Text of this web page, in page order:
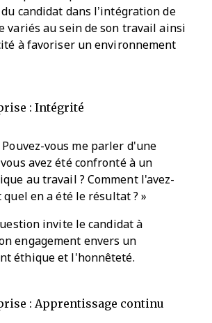
du candidat dans l’intégration de
variés au sein de son travail ainsi
à favoriser un environnement
: Intégrité
Pouvez-vous me parler d'une
avez été confronté à un
au travail ? Comment l'avez-
quel en a été le résultat ? »
invite le candidat à
engagement envers un
éthique et l'honnêteté.
: Apprentissage continu